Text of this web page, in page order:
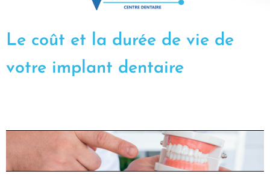
Le coût et la durée de vie de
votre implant dentaire